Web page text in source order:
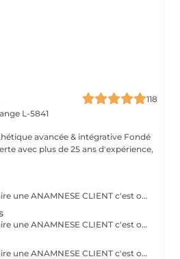
118
L-5841
avec plus de 25 ans d'expérience,
*le premier RDV , il faut faire une ANAMNESE CLIENT c'est obligatoire .Le DEFINITIVE +2 permet d'éliminer durablement la repousse des polis. résultat optimale, un traitement pour tout phototype (I-VI) et toute épaisseur de poil .épilation permanente , professionnelle et indolore. Un laser professionnel à diode avec 3longeur d'onde 755nm+808nm+1064nm , 4 générations de laser diode .
*le premier RDV , il faut faire une ANAMNESE CLIENT c'est obligatoire .Le DEFINITIVE +2 permet d'éliminer durablement la repousse des polis. résultat optimale, un traitement pour tout phototype (I-VI) et toute épaisseur de poil .épilation permanente , professionnelle et indolore. Un laser professionnel à diode avec 3longeur d'onde 755nm+808nm+1064nm , 4 générations de laser diode .
*le premier RDV , il faut faire une ANAMNESE CLIENT c'est obligatoire .Le DEFINITIVE +2 permet d'éliminer durablement la repousse des polis. résultat optimale, un traitement pour tout phototype (I-VI) et toute épaisseur de poil .épilation permanente , professionnelle et indolore. Un laser professionnel à diode avec 3longeur d'onde 755nm+808nm+1064nm , 4 générations de laser diode .